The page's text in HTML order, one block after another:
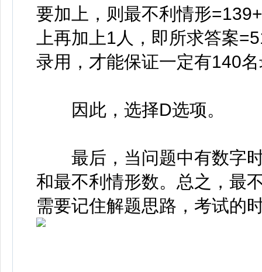
要加上，则最不利情形
上再加上1人，即所求答案
录用，才能保证一定有140
因此，选择D选项。
最后，当问题中有数字时
和最不利情形数。总之，最
需要记住解题思路，考试的